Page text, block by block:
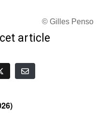
© Gilles Penso
article